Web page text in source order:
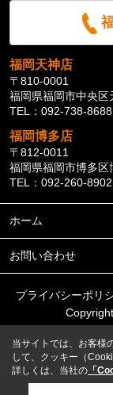
福岡天神店
〒810-0001
福岡県福岡市中央
TEL：092-738-
福岡博多店
〒812-0011
福岡県福岡市博多区
TEL：092-260-
ホーム
お問い合わせ
プライバシーポリ
当サイトでは、お客様
して、クッキー（
詳しくは、当社の 「